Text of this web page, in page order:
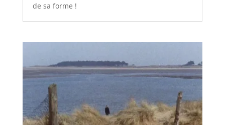
de sa forme !